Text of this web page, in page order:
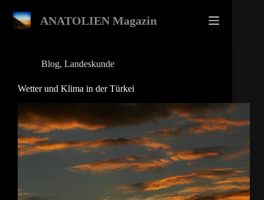
Inhalt
springen
ANATOLIEN Magazin
Blog, Landeskunde
Wetter und Klima in der Türkei